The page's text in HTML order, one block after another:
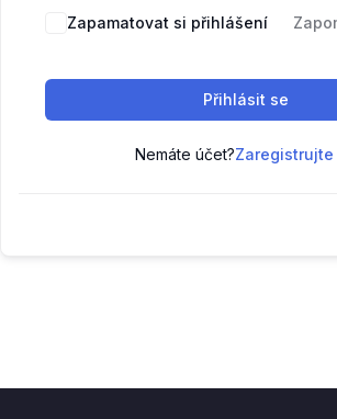
Zapamatovat si přihlášení
Přihlásit se
Nemáte účet?Zaregistrujte